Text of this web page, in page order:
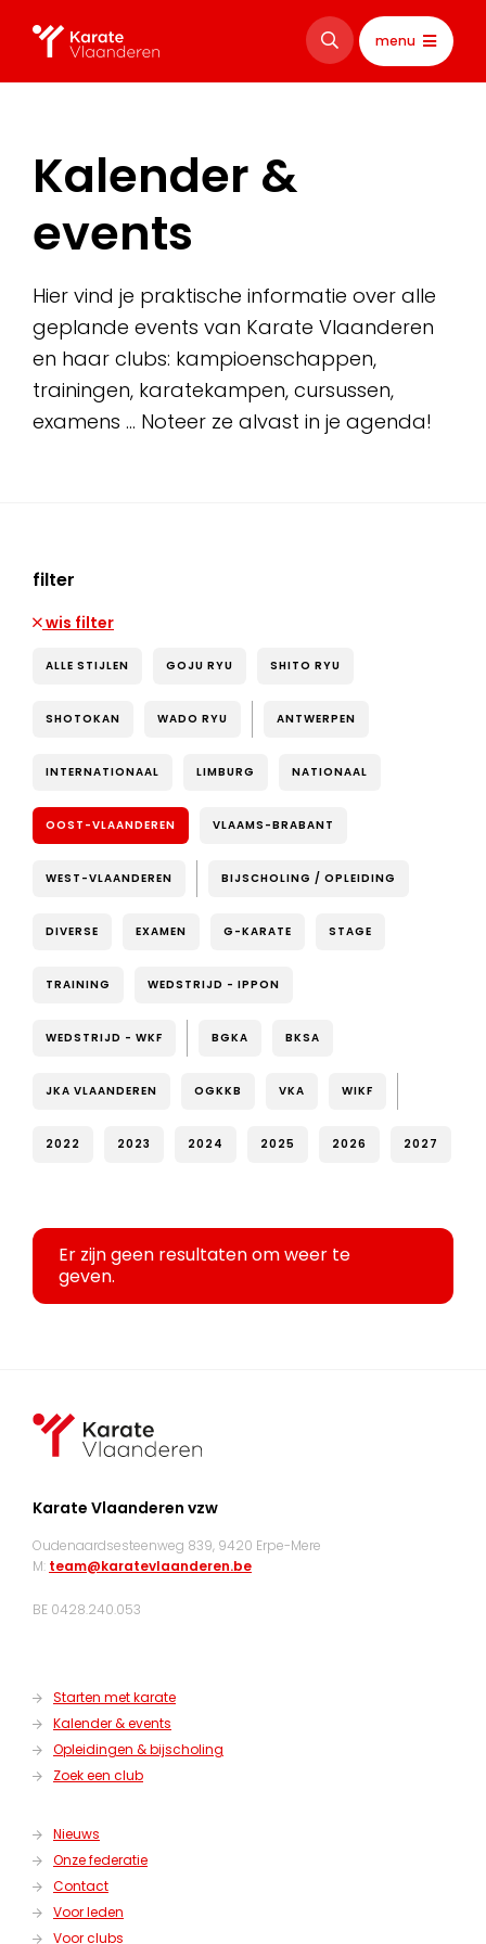
menu
Kalender &
events
Hier vind je praktische informatie over alle
geplande events van Karate Vlaanderen
en haar clubs: kampioenschappen,
trainingen, karatekampen, cursussen,
examens … Noteer ze alvast in je agenda!
filter
wis filter
ALLE STIJLEN GOJU RYU SHITO RYU
SHOTOKAN WADO RYU ANTWERPEN
INTERNATIONAAL LIMBURG NATIONAAL
OOST-VLAANDEREN VLAAMS-BRABANT
WEST-VLAANDEREN BIJSCHOLING / OPLEIDING
DIVERSE EXAMEN G-KARATE STAGE
TRAINING WEDSTRIJD - IPPON
WEDSTRIJD - WKF BGKA BKSA
JKA VLAANDEREN OGKKB VKA WIKF
2022 2023 2024 2025 2026 2027
Er zijn geen resultaten om weer te
geven.
Karate Vlaanderen vzw
Oudenaardsesteenweg 839, 9420 Erpe-Mere
M: team@karatevlaanderen.be
BE 0428.240.053
Starten met karate
Kalender & events
Opleidingen & bijscholing
Zoek een club
Nieuws
Onze federatie
Contact
Voor leden
Voor clubs